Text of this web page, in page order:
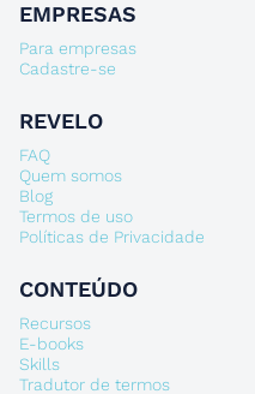
EMPRESAS
Para empresas
Cadastre-se
REVELO
FAQ
Quem somos
Blog
Termos de uso
Políticas de Privacidade
CONTEÚDO
Recursos
E-books
Skills
Tradutor de termos